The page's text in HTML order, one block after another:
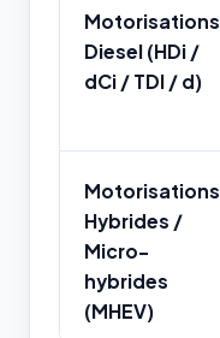
Motorisations
Diesel (HDi /
dCi / TDI / d)
Motorisations
Hybrides /
Micro-
hybrides
(MHEV)